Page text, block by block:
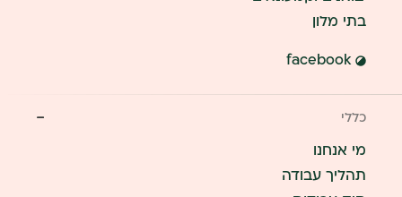
בתי מלון
כללי
מי אנחנו
תהליך עבודה